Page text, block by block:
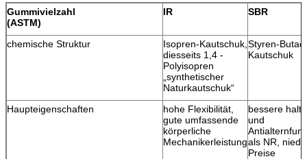
Gummivielzahl
(ASTM)
IR SBR
chemische Struktur
Isopren-Kautschuk,
diesseits 1,4 -
Polyisopren
„synthetischer
Naturkautschuk“
Styren-
Kautschuk
Haupteigenschaften
hohe Flexibilität,
gute umfassende
körperliche
Mechanikerleistung
bessere
und
als NR,
Preise